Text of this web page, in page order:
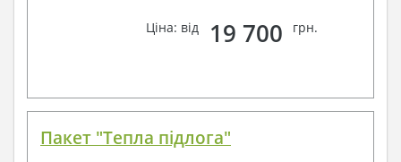
Ціна: від 19 700 грн.
Пакет "Тепла підлога"